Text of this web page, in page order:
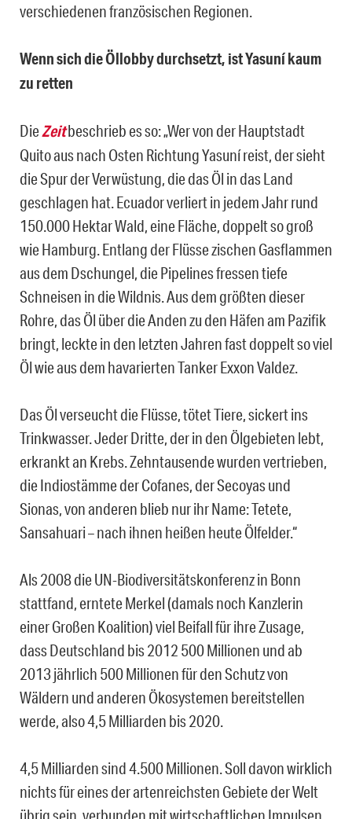
verschiedenen französischen Regionen.
Wenn sich die Öllobby durchsetzt, ist Yasuní kaum
zu retten
DieZeitbeschrieb es so: „Wer von der Hauptstadt
Quito aus nach Osten Richtung Yasuní reist, der sieht
die Spur der Verwüstung, die das Öl in das Land
geschlagen hat. Ecuador verliert in jedem Jahr rund
150.000 Hektar Wald, eine Fläche, doppelt so groß
wie Hamburg. Entlang der Flüsse zischen Gasflammen
aus dem Dschungel, die Pipelines fressen tiefe
Schneisen in die Wildnis. Aus dem größten dieser
Rohre, das Öl über die Anden zu den Häfen am Pazifik
bringt, leckte in den letzten Jahren fast doppelt so viel
Öl wie aus dem havarierten Tanker Exxon Valdez.
Das Öl verseucht die Flüsse, tötet Tiere, sickert ins
Trinkwasser. Jeder Dritte, der in den Ölgebieten lebt,
erkrankt an Krebs. Zehntausende wurden vertrieben,
die Indiostämme der Cofanes, der Secoyas und
Sionas, von anderen blieb nur ihr Name: Tetete,
Sansahuari – nach ihnen heißen heute Ölfelder.“
Als 2008 die UN-Biodiversitätskonferenz in Bonn
stattfand, erntete Merkel (damals noch Kanzlerin
einer Großen Koalition) viel Beifall für ihre Zusage,
dass Deutschland bis 2012 500 Millionen und ab
2013 jährlich 500 Millionen für den Schutz von
Wäldern und anderen Ökosystemen bereitstellen
werde, also 4,5 Milliarden bis 2020.
4,5 Milliarden sind 4.500 Millionen. Soll davon wirklich
nichts für eines der artenreichsten Gebiete der Welt
übrig sein, verbunden mit wirtschaftlichen Impulsen